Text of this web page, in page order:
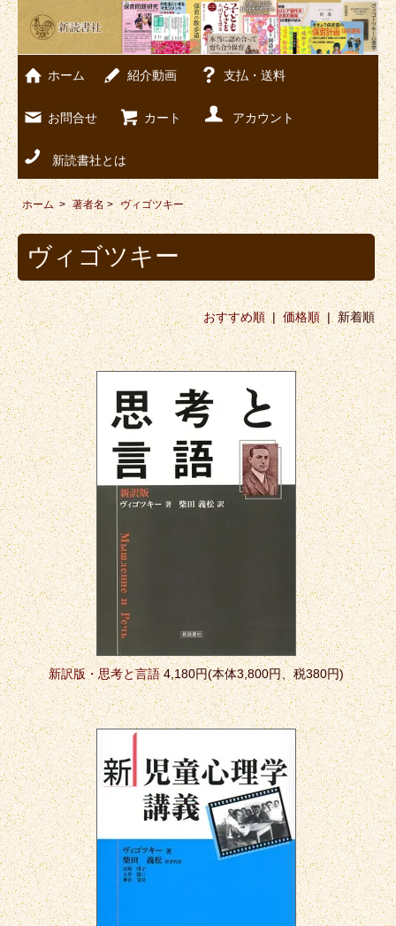
ホーム 紹介動画 支払・送料
お問合せ カート アカウント
新読書社とは
ホーム > 著者名> ヴィゴツキー
ヴィゴツキー
おすすめ順|価格順| 新着順
新訳版・思考と言語4,180円(本体3,800円、税380円)